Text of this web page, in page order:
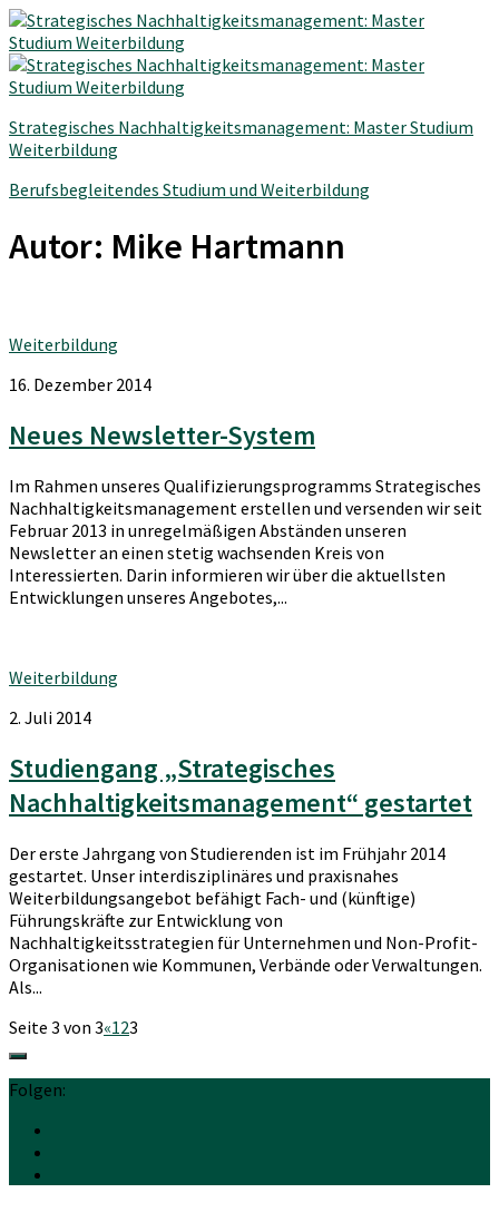
Strategisches Nachhaltigkeitsmanagement: Master Studium
Weiterbildung
Berufsbegleitendes Studium und Weiterbildung
Autor: Mike Hartmann
Weiterbildung
16. Dezember 2014
Neues Newsletter-System
Im Rahmen unseres Qualifizierungsprogramms Strategisches
Nachhaltigkeitsmanagement erstellen und versenden wir seit
Februar 2013 in unregelmäßigen Abständen unseren
Newsletter an einen stetig wachsenden Kreis von
Interessierten. Darin informieren wir über die aktuellsten
Entwicklungen unseres Angebotes,...
Weiterbildung
2. Juli 2014
Studiengang „Strategisches
Nachhaltigkeitsmanagement“ gestartet
Der erste Jahrgang von Studierenden ist im Frühjahr 2014
gestartet. Unser interdisziplinäres und praxisnahes
Weiterbildungsangebot befähigt Fach- und (künftige)
Führungskräfte zur Entwicklung von
Nachhaltigkeitsstrategien für Unternehmen und Non-Profit-
Organisationen wie Kommunen, Verbände oder Verwaltungen.
Als...
Seite 3 von 3«123
Folgen: